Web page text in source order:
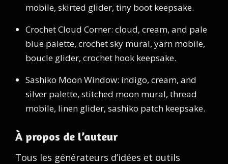
mobile, skirted glider, tiny boot keepsake.
Crochet Cloud Corner: cloud, cream, and pale
blue palette, crochet sky mural, yarn mobile,
boucle glider, crochet hook keepsake.
Sashiko Moon Window: indigo, cream, and
silver palette, stitched moon mural, thread
mobile, linen glider, sashiko patch keepsake.
À propos de l’auteur
Tous les générateurs d’idées et outils